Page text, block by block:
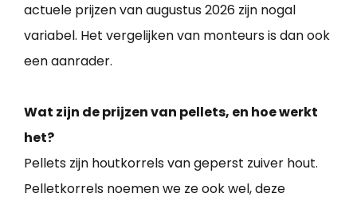
actuele prijzen van augustus 2026 zijn nogal
variabel. Het vergelijken van monteurs is dan ook
een aanrader.
Wat zijn de prijzen van pellets, en hoe werkt
het?
Pellets zijn houtkorrels van geperst zuiver hout.
Pelletkorrels noemen we ze ook wel, deze